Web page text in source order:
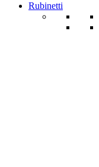
Rubinetti